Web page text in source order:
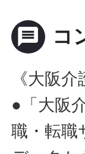
message コ
《大阪
●「大阪
職・転職